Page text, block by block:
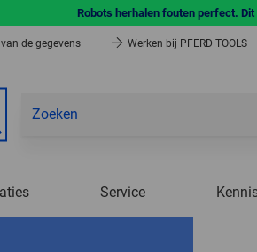
Robots herhalen fouten perfect.
de gegevens Werken bij PFERD TOOLS
Service